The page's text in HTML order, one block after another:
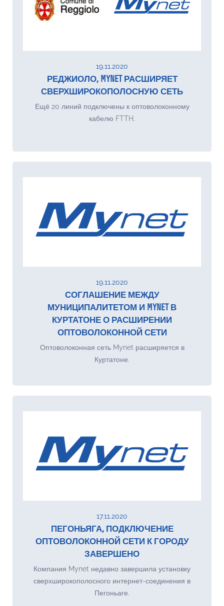
19.11.2020
РЕДЖИОЛО, MYNET РАСШИРЯЕТ
СВЕРХШИРОКОПОЛОСНУЮ СЕТЬ
Ещё 20 линий подключены к оптоволоконному
кабелю FTTH.
19.11.2020
СОГЛАШЕНИЕ МЕЖДУ
МУНИЦИПАЛИТЕТОМ И MYNET В
КУРТАТОНЕ О РАСШИРЕНИИ
ОПТОВОЛОКОННОЙ СЕТИ
Оптоволоконная сеть Mynet расширяется в
Куртатоне.
17.11.2020
ПЕГОНЬЯГА, ПОДКЛЮЧЕНИЕ
ОПТОВОЛОКОННОЙ СЕТИ К ГОРОДУ
ЗАВЕРШЕНО
Компания Mynet недавно завершила установку
сверхширокополосного интернет-соединения в
Пегоньаге.